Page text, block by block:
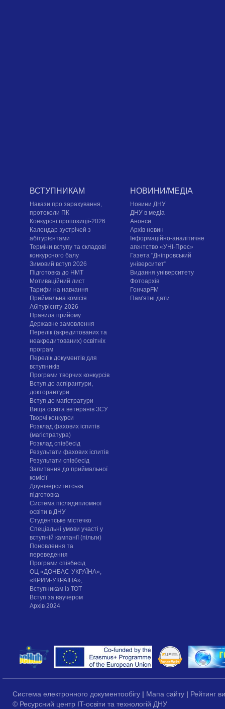
ВСТУПНИКАМ
Накази про зарахування,
протоколи ПК
Конкурсні пропозиції-2026
Календар зустрічей з
абітурієнтами
Терміни вступу та складові
конкурсного балу
Зимовий вступ 2026
Підготовка до НМТ
Мотиваційний лист
Тарифи на навчання
Приймальна комісія
Абітурієнту-2026
Правила прийому
Державне замовлення
Перелік (акредитованих та
неакредитованих) освітніх
програм
Перелік документів для
вступників
Програми творчих конкурсiв
Вступ до аспірантури,
докторантури
Вступ до магістратури
Вища освіта ветеранів ЗСУ
Творчі конкурси
Розклад фахових іспитів
(магістратура)
Розклад співбесід
Результати фахових іспитів
Результати співбесід
Запитання до приймальної
комісії
Доуніверситетська
підготовка
Система післядипломної
освіти в ДНУ
Cтудентське містечко
Спеціальні умови участі у
вступній кампанії (пільги)
Поновлення та
переведення
Програми співбесід
ОЦ «ДОНБАС-УКРАЇНА»,
«КРИМ-УКРАЇНА»,
Вступникам із ТОТ
Вступ за ваучером
Архів 2024
НОВИНИ/МЕДІА
Новини ДНУ
ДНУ в медіа
Анонси
Архів новин
Інформаційно-аналітичне
агентство «УНІ-Прес»
Газета "Дніпровський
університет"
Видання університету
Фотоархів
ГончарFM
Пам'ятні дати
Система електронного документообігу | Мапа сайту | Рейтинг
© Ресурсний центр IT-освіти та технологій ДНУ